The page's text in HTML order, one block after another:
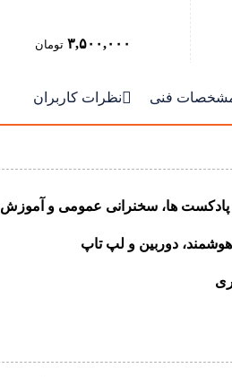
۳,۵۰۰,۰۰۰ تومان
فنی نظرات کاربران
پادکست ها، سخنرانی عمومی و آموزش
هوشمند، دوربین و لپ تاپ